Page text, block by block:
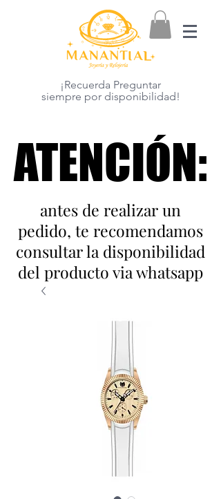
¡Recuerda Preguntar
siempre por disponibilidad!
ATENCIÓN:
ATENCIÓN:
antes de realizar un
pedido, te recomendamos
consultar la disponibilidad
del producto via whatsapp